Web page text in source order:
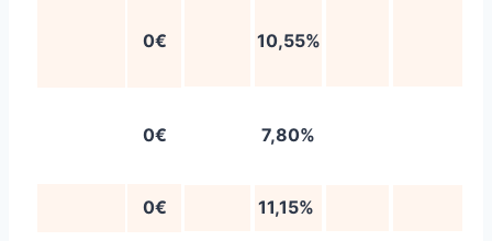
0€ 10,55%
0€ 7,80%
0€ 11,15%